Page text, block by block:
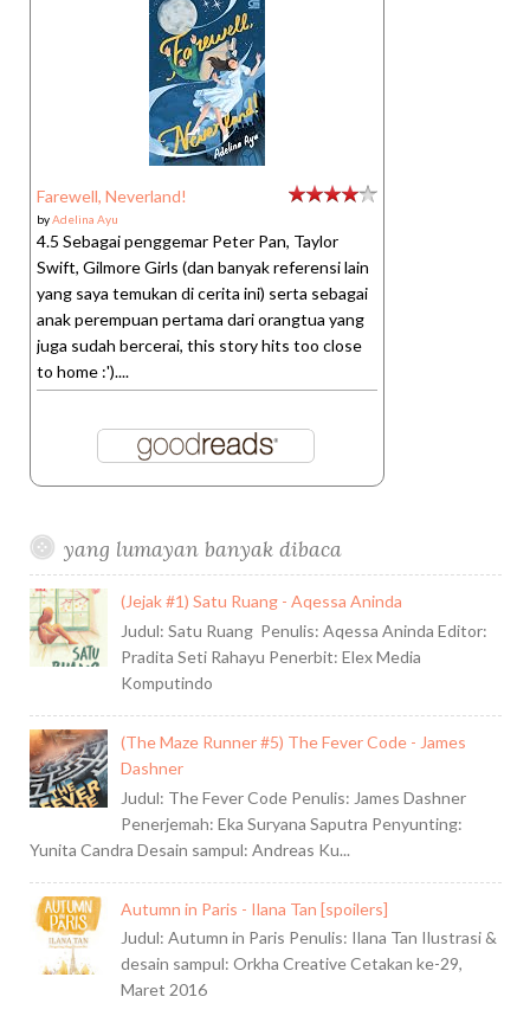
Farewell, Neverland!
byAdelina Ayu
4.5 Sebagai penggemar Peter Pan, Taylor
Swift, Gilmore Girls (dan banyak referensi lain
yang saya temukan di cerita ini) serta sebagai
anak perempuan pertama dari orangtua yang
juga sudah bercerai, this story hits too close
to home :')....
yang lumayan banyak dibaca
(Jejak #1) Satu Ruang - Aqessa Aninda
Judul: Satu Ruang Penulis: Aqessa Aninda Editor:
Pradita Seti Rahayu Penerbit: Elex Media
Komputindo
(The Maze Runner #5) The Fever Code - James
Dashner
Judul: The Fever Code Penulis: James Dashner
Penerjemah: Eka Suryana Saputra Penyunting:
Yunita Candra Desain sampul: Andreas Ku...
Autumn in Paris - Ilana Tan [spoilers]
Judul: Autumn in Paris Penulis: Ilana Tan Ilustrasi &
desain sampul: Orkha Creative Cetakan ke-29,
Maret 2016